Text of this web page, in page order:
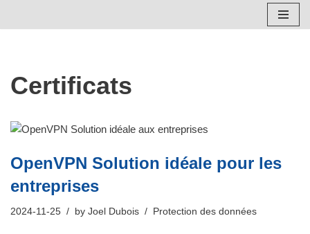
Certificats
OpenVPN Solution idéale pour les
entreprises
2024-11-25 by Joel Dubois Protection des données